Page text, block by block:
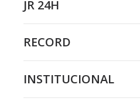
JR 24H
RECORD
INSTITUCIONAL